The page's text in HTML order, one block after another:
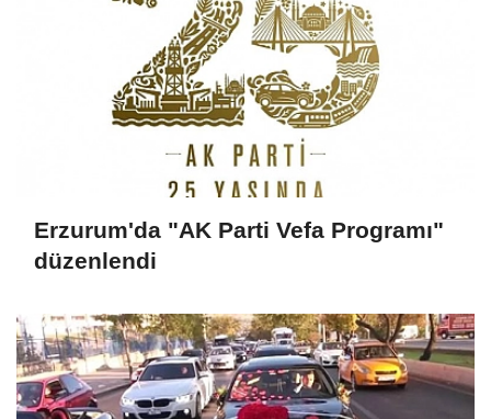
Erzurum'da "AK Parti Vefa Programı"
düzenlendi